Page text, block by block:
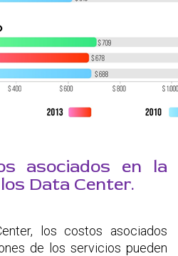
asociados en la
Data Center.
los costos asociados
de los servicios pueden